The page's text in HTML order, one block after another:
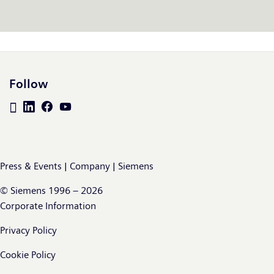
Follow
Press & Events | Company | Siemens
© Siemens 1996 – 2026
Corporate Information
Privacy Policy
Cookie Policy